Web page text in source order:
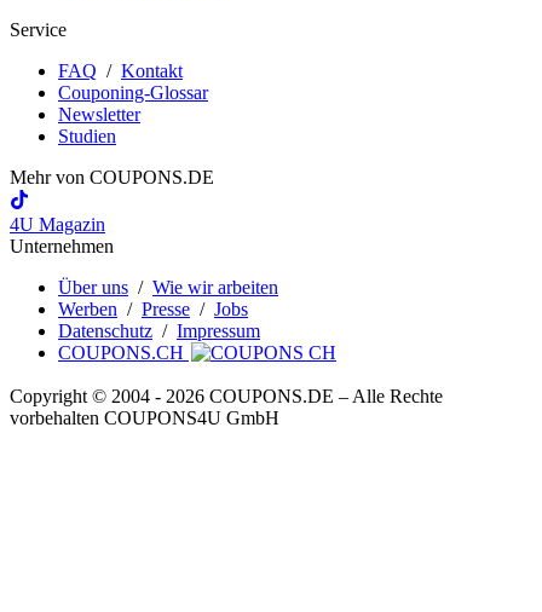
Service
FAQ / Kontakt
Couponing-Glossar
Newsletter
Studien
Mehr von COUPONS.DE
4U Magazin
Unternehmen
Über uns / Wie wir arbeiten
Werben / Presse / Jobs
Datenschutz / Impressum
COUPONS.CH
Copyright © 2004 ‐ 2026 COUPONS.DE – Alle Rechte
vorbehalten COUPONS4U GmbH